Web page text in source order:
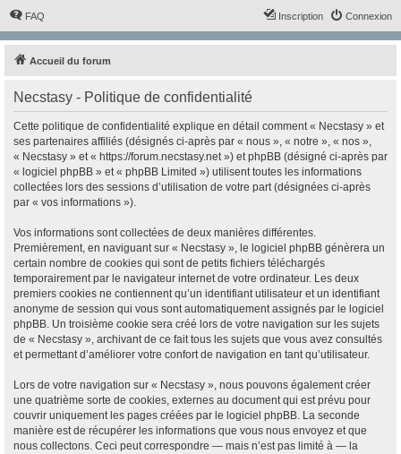
FAQ Connexion
Inscription
Accueil du forum
Necstasy - Politique de confidentialité
Cette politique de confidentialité explique en détail comment « Necstasy » et
ses partenaires affiliés (désignés ci-après par « nous », « notre », « nos »,
« Necstasy » et « https://forum.necstasy.net ») et phpBB (désigné ci-après par
« logiciel phpBB » et « phpBB Limited ») utilisent toutes les informations
collectées lors des sessions d’utilisation de votre part (désignées ci-après
par « vos informations »).
Vos informations sont collectées de deux manières différentes.
Premièrement, en naviguant sur « Necstasy », le logiciel phpBB génèrera un
certain nombre de cookies qui sont de petits fichiers téléchargés
temporairement par le navigateur internet de votre ordinateur. Les deux
premiers cookies ne contiennent qu’un identifiant utilisateur et un identifiant
anonyme de session qui vous sont automatiquement assignés par le logiciel
phpBB. Un troisième cookie sera créé lors de votre navigation sur les sujets
de « Necstasy », archivant de ce fait tous les sujets que vous avez consultés
et permettant d’améliorer votre confort de navigation en tant qu’utilisateur.
Lors de votre navigation sur « Necstasy », nous pouvons également créer
une quatrième sorte de cookies, externes au document qui est prévu pour
couvrir uniquement les pages créées par le logiciel phpBB. La seconde
manière est de récupérer les informations que vous nous envoyez et que
nous collectons. Ceci peut correspondre — mais n’est pas limité à — la